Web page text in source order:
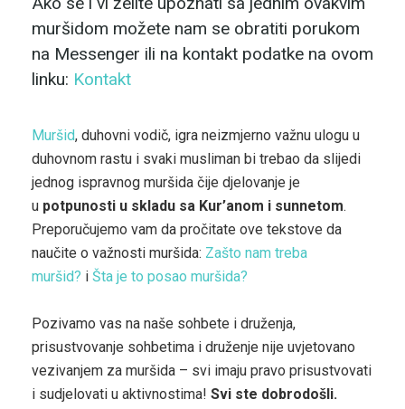
muršidom možete nam se obratiti porukom
na Messenger ili na kontakt podatke na ovom
linku: Kontakt
Muršid, duhovni vodič, igra neizmjerno važnu ulogu u
duhovnom rastu i svaki musliman bi trebao da slijedi
jednog ispravnog muršida čije djelovanje je
u potpunosti u skladu sa Kur’anom i sunnetom.
Preporučujemo vam da pročitate ove tekstove da
naučite o važnosti muršida: Zašto nam treba
muršid? i Šta je to posao muršida?
Pozivamo vas na naše sohbete i druženja,
prisustvovanje sohbetima i druženje nije uvjetovano
vezivanjem za muršida – svi imaju pravo prisustvovati
i sudjelovati u aktivnostima! Svi ste dobrodošli.